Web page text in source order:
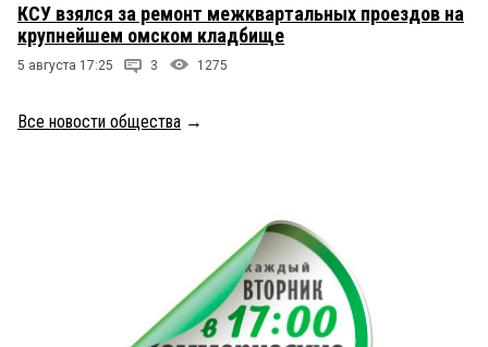
КСУ взялся за ремонт межквартальных проездов на
крупнейшем омском кладбище
5 августа 17:25 3 1275
Все новости общества →